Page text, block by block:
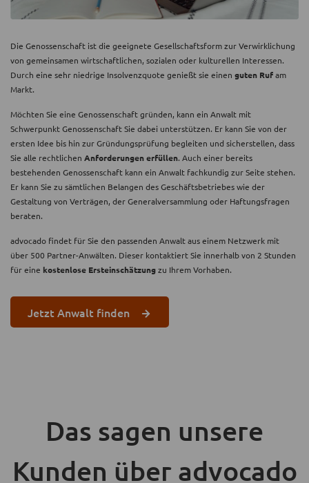
Die Genossenschaft ist die geeignete Gesellschaftsform zur Verwirklichung
von gemeinsamen wirtschaftlichen, sozialen oder kulturellen Interessen.
Durch eine sehr niedrige Insolvenzquote genießt sie einen guten Rufam
Markt.
Möchten Sie eine Genossenschaft gründen, kann ein Anwalt mit
Schwerpunkt Genossenschaft Sie dabei unterstützen. Er kann Sie von der
ersten Idee bis hin zur Gründungsprüfung begleiten und sicherstellen, dass
Sie alle rechtlichen Anforderungen erfüllen. Auch einer bereits
bestehenden Genossenschaft kann ein Anwalt fachkundig zur Seite stehen.
Er kann Sie zu sämtlichen Belangen des Geschäftsbetriebes wie der
Gestaltung von Verträgen, der Generalversammlung oder Haftungsfragen
beraten.
advocado findet für Sie den passenden Anwalt aus einem Netzwerk mit
über 500 Partner-Anwälten. Dieser kontaktiert Sie innerhalb von 2 Stunden
für eine kostenlose Ersteinschätzungzu Ihrem Vorhaben.
Jetzt Anwalt finden
Das sagen unsere
Kunden über advocado